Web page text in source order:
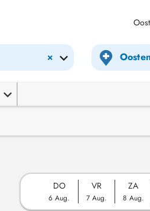
×
DO
6 Aug.
VR
7 Aug.
ZA
8 Aug.